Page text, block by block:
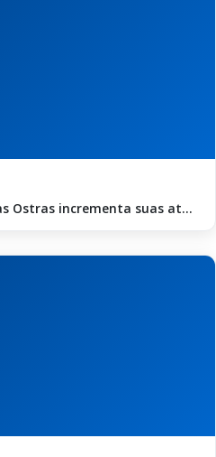
Ostras incrementa suas at...